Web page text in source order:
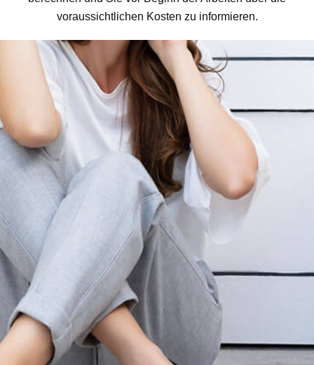
voraussichtlichen Kosten zu informieren.